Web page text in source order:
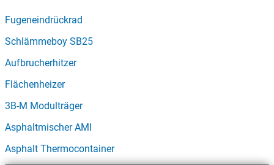
Fugeneindrückrad
Schlämmeboy SB25
Aufbrucherhitzer
Flächenheizer
3B-M Modulträger
Asphaltmischer AMI
Asphalt Thermocontainer